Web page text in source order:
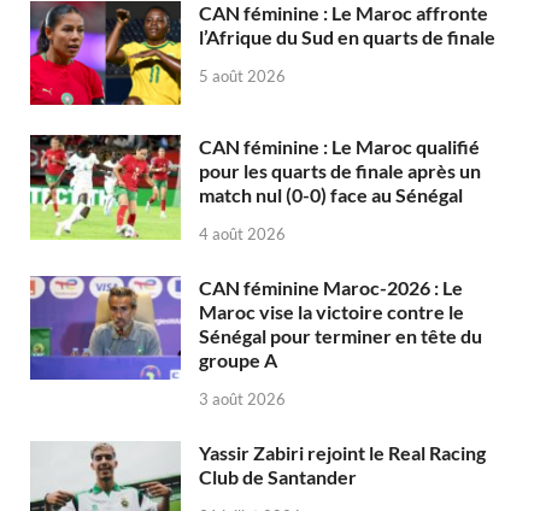
CAN féminine : Le Maroc affronte
l’Afrique du Sud en quarts de finale
5 août 2026
CAN féminine : Le Maroc qualifié
pour les quarts de finale après un
match nul (0-0) face au Sénégal
4 août 2026
CAN féminine Maroc-2026 : Le
Maroc vise la victoire contre le
Sénégal pour terminer en tête du
groupe A
3 août 2026
Yassir Zabiri rejoint le Real Racing
Club de Santander